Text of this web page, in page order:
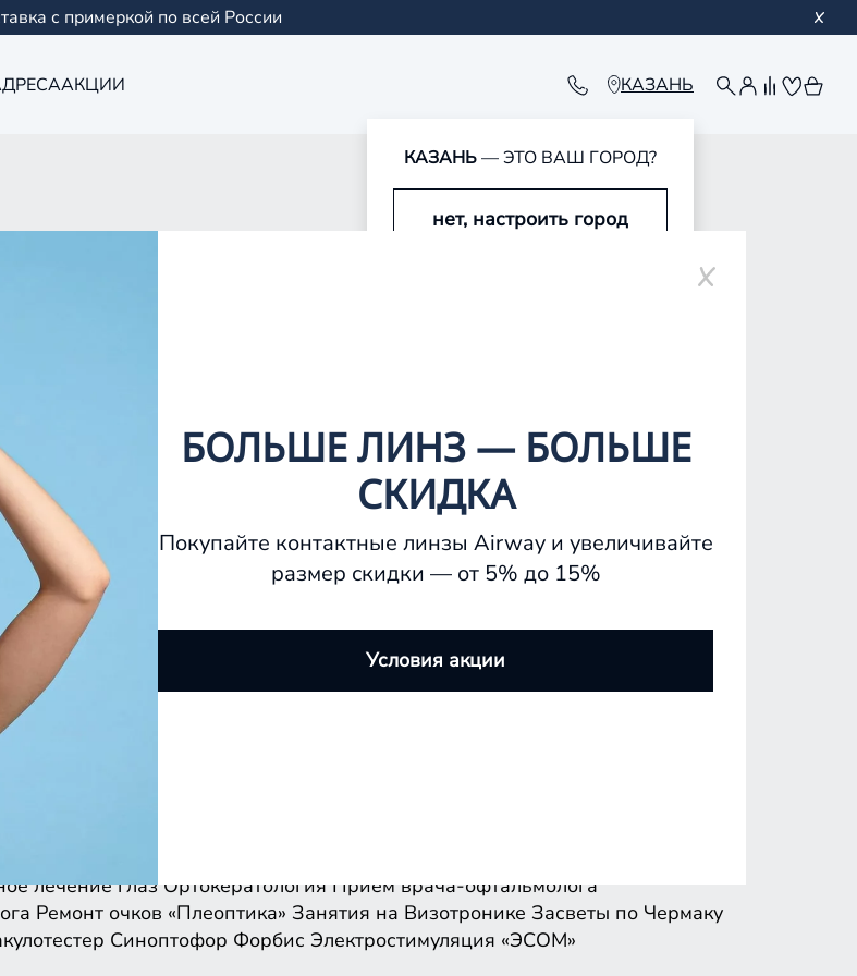
с примеркой по всей России
АКЦИИ КАЗАНЬ
КАЗАНЬ— ЭТО ВАШ ГОРОД?
нет, настроить город
в Самаре
и
лечение глаз
Ремонт очков «Плеоптика» Занятия на Визотронике Засветы по Чермаку
Электростимуляция «ЭСОМ»
лечение глаз Ортокератология Прием врача-офтальмолога
Ремонт очков «Плеоптика» Занятия на Визотронике Засветы по Чермаку
Синоптофор Форбис Электростимуляция «ЭСОМ»
БОЛЬШЕ ЛИНЗ — БОЛЬШЕ
СКИДКА
Покупайте контактные линзы Airway и увеличивайте
размер скидки — от 5% до 15%
Условия акции